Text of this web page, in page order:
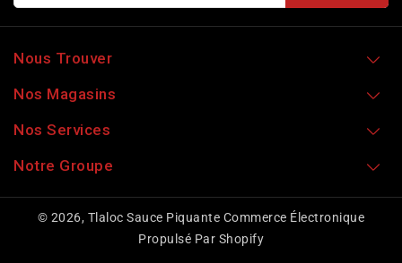
Nous Trouver
Nos Magasins
Nos Services
Notre Groupe
© 2026, Tlaloc Sauce Piquante Commerce Électronique
Propulsé Par Shopify